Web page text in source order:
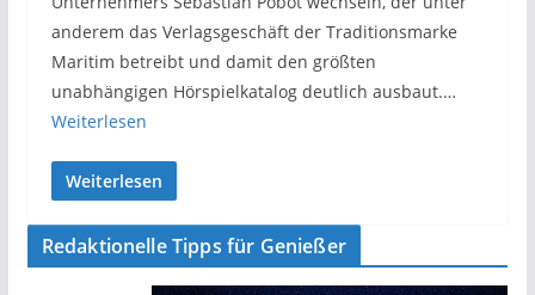
anderem das Verlagsgeschäft der Traditionsmarke
Maritim betreibt und damit den größten
unabhängigen Hörspielkatalog deutlich ausbaut.…
Weiterlesen
Weiterlesen
Redaktionelle Tipps für Genießer